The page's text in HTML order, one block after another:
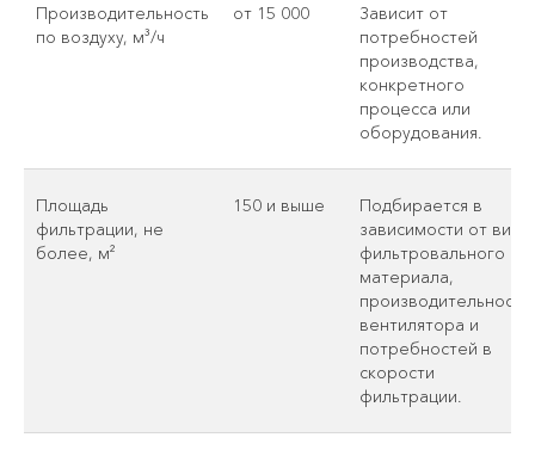
Производительность
по воздуху, м³/ч
от 15 000
Зависит от
потребностей
производства,
конкретного
процесса или
оборудования.
Площадь
фильтрации, не
более, м²
150 и выше
Подбирается в
зависимости от вида
фильтровального
материала,
производительности
вентилятора и
потребностей в
скорости
фильтрации.